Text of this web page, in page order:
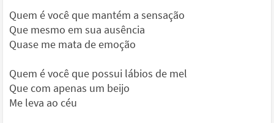
Quem é você que mantém a sensação
Que mesmo em sua ausência
Quase me mata de emoção
Quem é você que possui lábios de mel
Que com apenas um beijo
Me leva ao céu